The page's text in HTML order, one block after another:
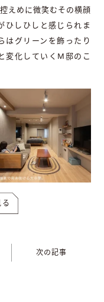
えめに微笑むその横顔
ひしひしと感じられま
はグリーンを飾ったり
変化していくM邸のこ
次の記事